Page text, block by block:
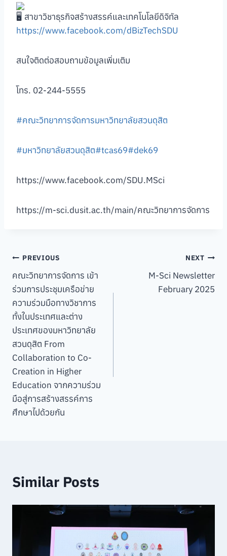
สาขาวิชาธุรกิจสร้างสรรค์และเทคโนโลยีดิจิทัล
https://www.facebook.com/dBizTechSDU
สนใจติดต่อสอบถามข้อมูลเพิ่มเติม
โทร. 02-244-5555
#คณะวิทยาการจัดการมหาวิทยาลัยสวนดุสิต
#มหาวิทยาลัยสวนดุสิต#tcas69#dek69
https://www.facebook.com/SDU.MSci
https://m-sci.dusit.ac.th/main/คณะวิทยาการจัดการ
Post
navigation
PREVIOUS
คณะวิทยาการจัดการ เข้า
ร่วมการประชุมเครือข่าย
ความร่วมมือทางวิชาการ
ทั้งในประเทศและต่าง
ประเทศของมหาวิทยาลัย
สวนดุสิต From
Collaboration to Co-
Creation in Higher
Education จากความร่วม
มือสู่การสร้างสรรค์การ
ศึกษาไปด้วยกัน
NEXT
M-Sci Newsletter
February 2025
Similar Posts